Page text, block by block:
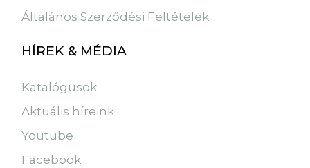
Általános Szerződési Feltételek
HÍREK & MÉDIA
Katalógusok
Aktuális híreink
Youtube
Facebook